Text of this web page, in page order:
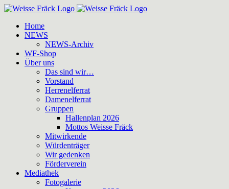
Zum
springenHome
NEWS
NEWS-Archiv
WF-Shop
Über uns
Das sind wir…
Vorstand
Herrenelferrat
Damenelferrat
Gruppen
Hallenplan 2026
Mottos Weisse Fräck
Mitwirkende
Würdenträger
Wir gedenken
Förderverein
Mediathek
Fotogalerie